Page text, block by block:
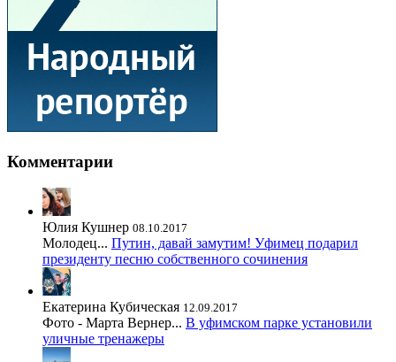
Комментарии
Юлия Кушнер 08.10.2017
Молодец... Путин, давай замутим! Уфимец подарил
президенту песню собственного сочинения
Екатерина Кубическая 12.09.2017
Фото - Марта Вернер... В уфимском парке установили
уличные тренажеры